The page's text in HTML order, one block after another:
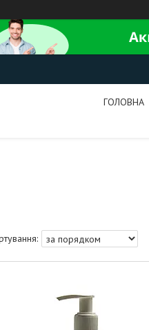
ГОЛОВНА